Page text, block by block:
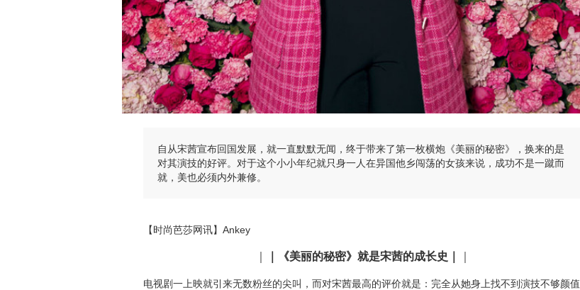
自从宋茜宣布回国发展，就一直默默无闻，终于带来了第一枚横炮《美丽的秘密》，换来的是
对其演技的好评。对于这个小小年纪就只身一人在异国他乡闯荡的女孩来说，成功不是一蹴而
就，美也必须内外兼修。
【时尚芭莎网讯】Ankey
｜《美丽的秘密》就是宋茜的成长史｜
电视剧一上映就引来无数粉丝的尖叫，而对宋茜最高的评价就是：完全从她身上找不到演技不够颜值